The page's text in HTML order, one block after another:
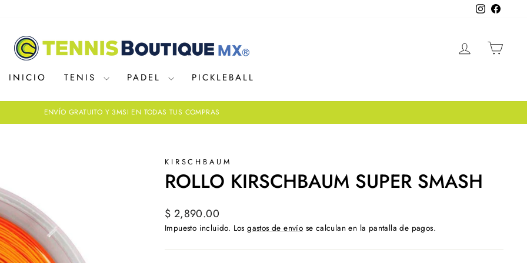
Instagram
INGRESAR
INICIO TENIS PADEL PICKLEBALL
ENVÍO GRATUITO Y 3MSI EN TODAS TUS COMPRAS
KIRSCHBAUM
ROLLO KIRSCHBAUM SUPER SMASH
Precio
habitual
$ 2,890.00
Impuesto incluido. Losgastos de envío se calculan en la pantalla de pagos.